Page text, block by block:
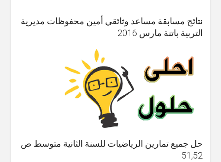
نتائج مسابقة مساعد وثائقي أمين محفوظات مديرية
التربية باتنة مارس 2016
حل جميع تمارين الرياضيات للسنة الثانية متوسط ص
51,52